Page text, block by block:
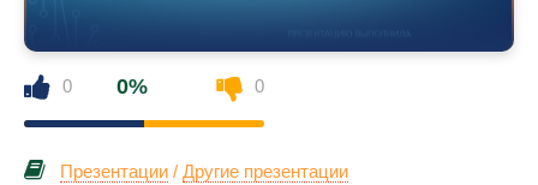
0 0% 0
Презентации / Другие презентации